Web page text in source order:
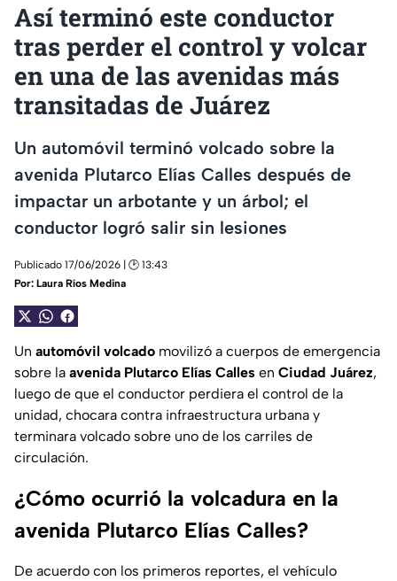
Así terminó este conductor
tras perder el control y volcar
en una de las avenidas más
transitadas de Juárez
Un automóvil terminó volcado sobre la
avenida Plutarco Elías Calles después de
impactar un arbotante y un árbol; el
conductor logró salir sin lesiones
Publicado 17/06/2026 | 🕑 13:43
Por: Laura Ríos Medina
Un automóvil volcado movilizó a cuerpos de emergencia
sobre la avenida Plutarco Elías Calles en Ciudad Juárez,
luego de que el conductor perdiera el control de la
unidad, chocara contra infraestructura urbana y
terminara volcado sobre uno de los carriles de
circulación.
¿Cómo ocurrió la volcadura en la
avenida Plutarco Elías Calles?
De acuerdo con los primeros reportes, el vehículo